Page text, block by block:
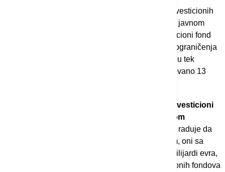
Domaći regulatorni okvir kao dve glavne vrste investicionih
fondova prepoznaje otvoreni investicioni fond sa javnom
ponudom (takozvani UCITS) i alternativni investicioni fond
(AIF), pri čemu je UCITS podložan većem broju ograničenja
i manje je rizičan. AIF-ovi su počeli da se osnivaju tek
poslednjih nekoliko godina, a trenutno je registrovano 13
, krajem avgusta su investicioni
fondovi koji posluju u Srbiji upravljali imovinom
"Posebno raduje da
otvoreni investicioni fondovi sa javnom ponudom, oni sa
najmanjim rizikom, trenutno upravljaju sa 1,89 milijardi evra,
dok u isto vreme industrija alternativnih investicionih fondova